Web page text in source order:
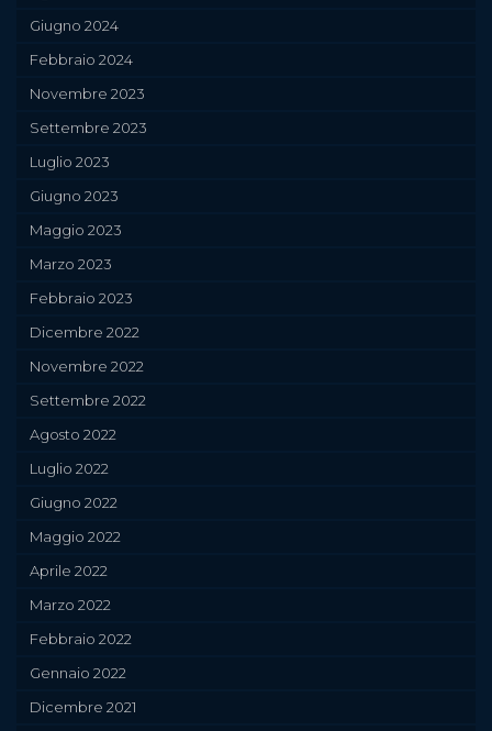
Giugno 2024
Febbraio 2024
Novembre 2023
Settembre 2023
Luglio 2023
Giugno 2023
Maggio 2023
Marzo 2023
Febbraio 2023
Dicembre 2022
Novembre 2022
Settembre 2022
Agosto 2022
Luglio 2022
Giugno 2022
Maggio 2022
Aprile 2022
Marzo 2022
Febbraio 2022
Gennaio 2022
Dicembre 2021